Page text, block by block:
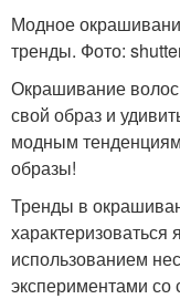
Модное
тренды. Фото:
Окрашивание
свой образ и
модным
образы!
Тренды в
характеризоваться
использованием
экспериментами со